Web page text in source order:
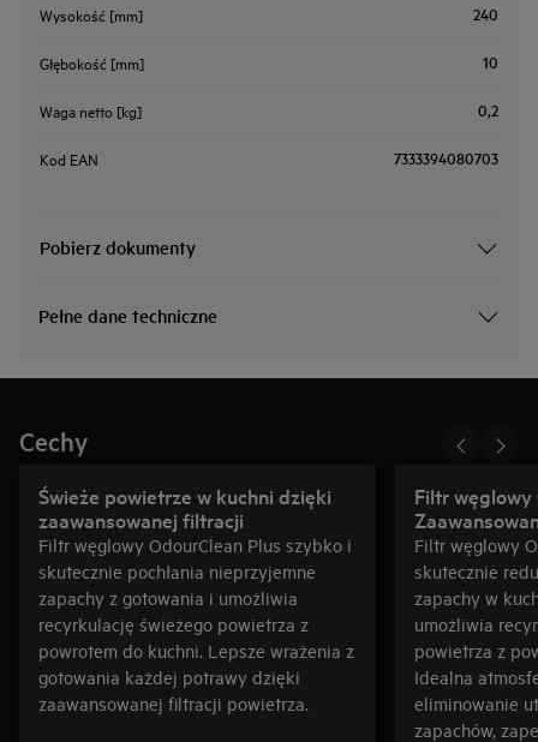
Wysokość [mm] 240
Głębokość [mm] 10
Waga netto [kg] 0,2
Kod EAN 7333394080703
Pobierz dokumenty
Pełne dane techniczne
Cechy
Świeże powietrze w kuchni dzięki
zaawansowanej filtracji
Filtr węglowy OdourClean Plus szybko i
skutecznie pochłania nieprzyjemne
zapachy z gotowania i umożliwia
recyrkulację świeżego powietrza z
powrotem do kuchni. Lepsze wrażenia z
gotowania każdej potrawy dzięki
zaawansowanej filtracji powietrza.
Filtr węglowy
Filtr węglowy
skutecznie
zapachy w
umożliwia
powietrza z
Idealna
eliminowanie
zapachów,